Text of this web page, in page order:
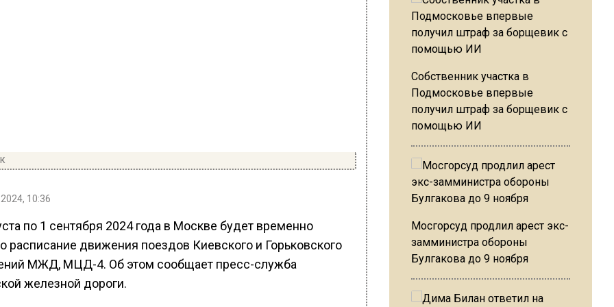
10:36
по 1 сентября 2024 года в Москве будет временно
расписание движения поездов Киевского и Горьковского
МЖД, МЦД-4. Об этом сообщает пресс-служба
железной дороги.
Собственник участка в
Подмосковье впервые
получил штраф за борщевик с
помощью ИИ
Мосгорсуд продлил арест экс-
замминистра обороны
Булгакова до 9 ноября